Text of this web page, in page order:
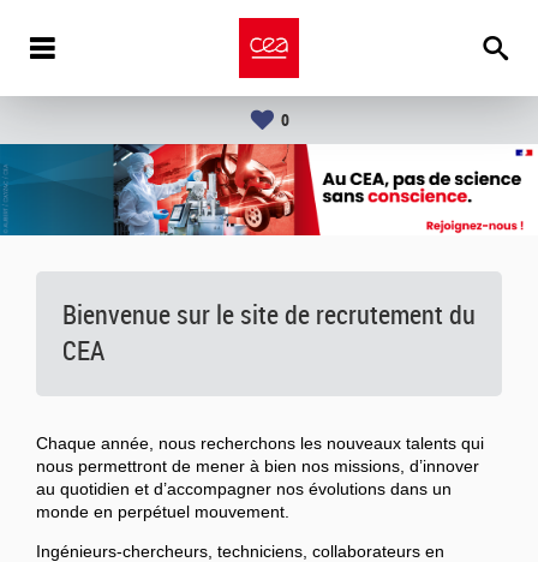
0
Bienvenue sur le site de recrutement du
CEA
Chaque année, nous recherchons les nouveaux talents qui
nous permettront de mener à bien nos missions, d’innover
au quotidien et d’accompagner nos évolutions dans un
monde en perpétuel mouvement.
Ingénieurs-chercheurs, techniciens, collaborateurs en